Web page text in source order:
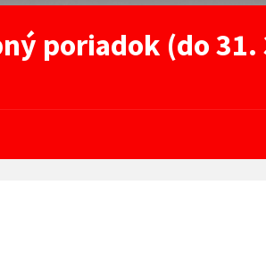
poriadok (do 31.